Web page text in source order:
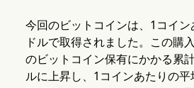
今回のビットコインは、1コイ
ドルで取得されました。この購
のビットコイン保有にかかる累
ルに上昇し、1コインあたりの